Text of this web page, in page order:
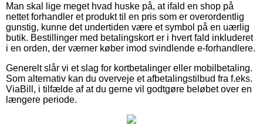
Man skal lige meget hvad huske på, at ifald en shop på
nettet forhandler et produkt til en pris som er overordentlig
gunstig, kunne det undertiden være et symbol på en uærlig
butik. Bestillinger med betalingskort er i hvert fald inkluderet
i en orden, der værner køber imod svindlende e-forhandlere.
Generelt slår vi et slag for kortbetalinger eller mobilbetaling.
Som alternativ kan du overveje et afbetalingstilbud fra f.eks.
ViaBill, i tilfælde af at du gerne vil godtgøre beløbet over en
længere periode.